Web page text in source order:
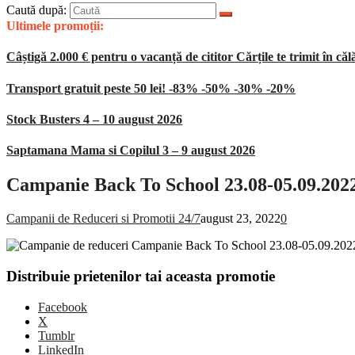
Caută după:
Ultimele promoții:
Câștigă 2.000 € pentru o vacanță de cititor Cărțile te trimit în
Transport gratuit peste 50 lei! -83% -50% -30% -20%
Stock Busters 4 – 10 august 2026
Saptamana Mama si Copilul 3 – 9 august 2026
Campanie Back To School 23.08-
Campanii de Reduceri si Promotii 24/7august 23, 20220
Distribuie prietenilor tai aceasta promotie
Facebook
X
Tumblr
LinkedIn